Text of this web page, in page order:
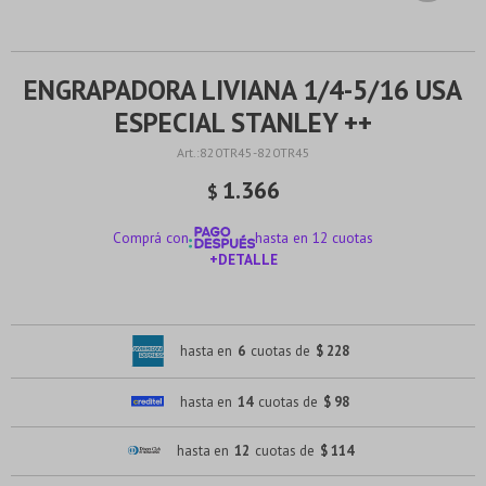
ENGRAPADORA LIVIANA 1/4-5/16 USA
ESPECIAL STANLEY ++
820TR45-820TR45
$ 1.366
Comprá con
hasta en 12 cuotas
+DETALLE
hasta en 6 cuotas de $ 228
hasta en 14 cuotas de $ 98
hasta en 12 cuotas de $ 114